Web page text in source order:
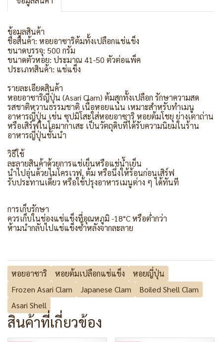
ข้อมูลสินค้า
ชื่อสินค้า: หอยอาซาริต้มทั้งเปลือกแช่แข็ง
ขนาดบรรจุ: 500 กรัม
ขนาดตัวหอย: ประมาณ 41-50 ตัวต่อแพ็ค
ประเภทสินค้า: แช่แข็ง
รายละเอียดสินค้า
หอยอาซาริญี่ปุ่น (Asari Clam) ต้มสุกทั้งเปลือก รักษาความสด
รสชาติหวานธรรมชาติ เนื้อหอยแน่น เหมาะสำหรับทำเมนู
อาหารญี่ปุ่น เช่น ซุปมิโสะใส่หอยอาซาริ หอยต้มโชยุ ย่างเตาถ่าน
หรือเสิร์ฟในโอมากาเสะ เป็นวัตถุดิบที่ได้รับความนิยมในร้าน
อาหารญี่ปุ่นชั้นนำ
วิธีใช้
ละลายสินค้าด้วยการแช่เย็นหรือแช่น้ำเย็น
นำไปอุ่นด้วยไมโครเวฟ, ต้ม หรือนึ่งให้ร้อนก่อนเสิร์ฟ
รับประทานเดี่ยว หรือใช้ปรุงอาหารเมนูต่าง ๆ ได้ทันที
การเก็บรักษา
ควรเก็บในช่องแช่แข็งที่อุณหภูมิ -18°C หรือต่ำกว่า
ห้ามนำกลับไปแช่แข็งซ้ำหลังจากละลาย
หอยอาซาริ หอยต้มเปลือกแช่แข็ง
หอยญี่ปุ่น
Frozen Asari Clam
Japanese Clam
Boiled Shell Clam
Asari Shell
สินค้าที่เกี่ยวข้อง